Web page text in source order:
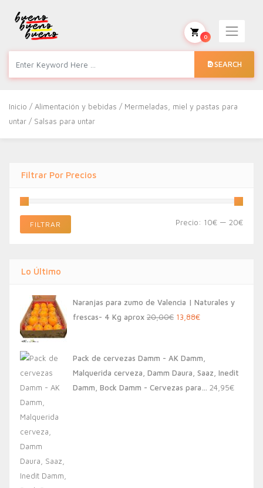
SEARCH
0
Inicio /Alimentación y bebidas / Mermeladas, miel y pastas para
untar / Salsas para untar
Filtrar Por Precios
FILTRAR Precio: 10€ — 20€
Lo Último
Naranjas para zumo de Valencia | Naturales y
frescas- 4 Kg aprox 20,00€ El
era:
20,00€.
13,88€El
es:
13,88€.
Pack de cervezas Damm - AK Damm,
Malquerida cerveza, Damm Daura, Saaz, Inedit
Damm, Bock Damm - Cervezas para… 24,95€